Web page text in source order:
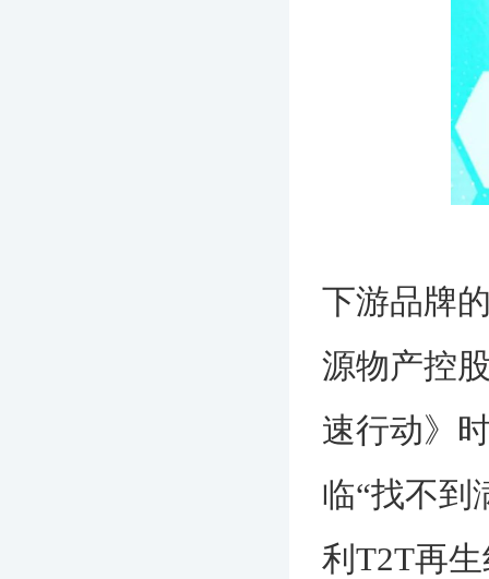
下游品牌
源物产控
速行动》
临“找不到
利T2T再